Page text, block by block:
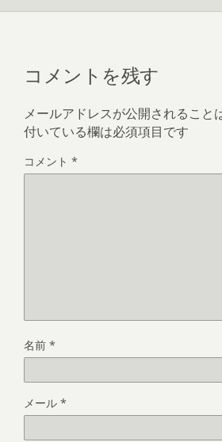
コメントを残す
メールアドレスが公開されること
付いている欄は必須項目です
コメント *
名前 *
メール *